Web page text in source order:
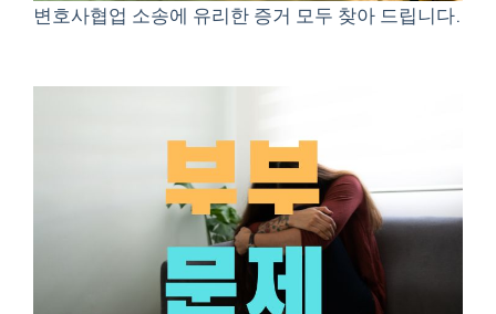
변호사협업 소송에 유리한 증거 모두 찾아 드립니다.